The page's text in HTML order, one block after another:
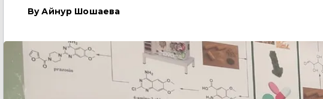
ByАйнур Шошаева